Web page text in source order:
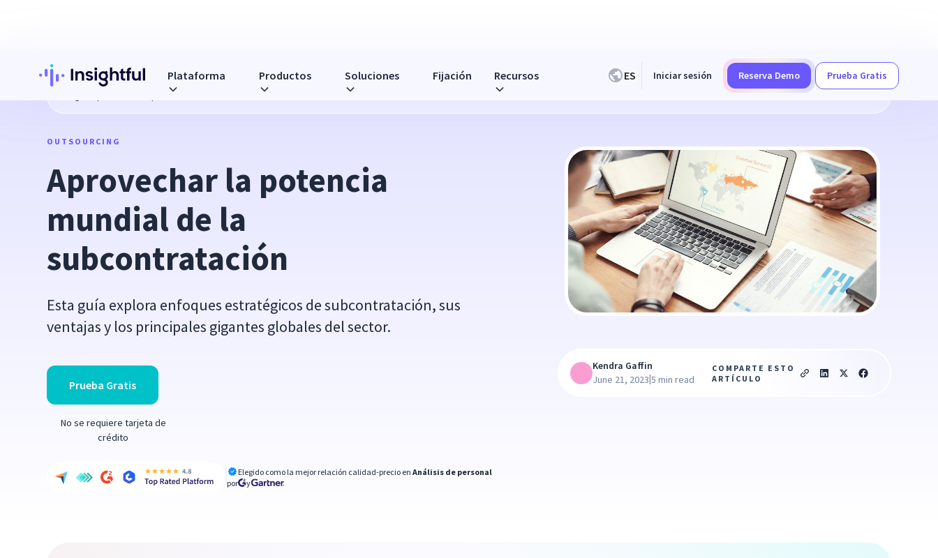
Plataforma Productos Soluciones Fijación Recursos ES Iniciar sesión Reserva Demo
Prueba Gratis
Aprovechar la potencia mundial de la subcontratación
OUTSOURCING
Aprovechar la potencia
mundial de la
subcontratación
Esta guía explora enfoques estratégicos de subcontratación, sus
ventajas y los principales gigantes globales del sector.
Prueba Gratis
No se requiere tarjeta de
crédito
Elegido como la mejor relación calidad-precio enAnálisis de personal
por
y
Kendra Gaffin
June 21, 2023|5 min read
COMPARTE ESTO
ARTÍCULO